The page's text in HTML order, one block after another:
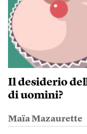
Il desiderio
di uomini?
Maïa Mazaurette